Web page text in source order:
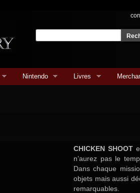
Nintendo Livres
CHICKEN SHOOT
n’aurez pas le
Dans chaque
objets mais aussi
remarquables.